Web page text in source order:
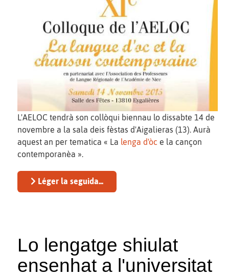
L'AELOC tendrà son collòqui biennau lo dissabte 14 de
novembre a la sala deis fèstas d'Aigalieras (13). Aurà
aquest an per tematica « La lenga d'òc e la cançon
contemporanèa ».
Léger la seguida...
Lo lengatge shiulat
ensenhat a l'universitat